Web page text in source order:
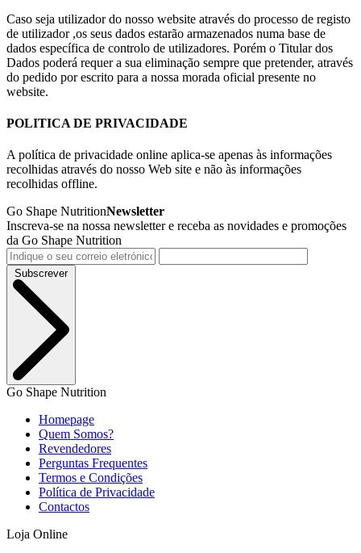
Caso seja utilizador do nosso website através do processo de registo
de utilizador ,os seus dados estarão armazenados numa base de
dados específica de controlo de utilizadores. Porém o Titular dos
Dados poderá requer a sua eliminação sempre que pretender, através
do pedido por escrito para a nossa morada oficial presente no
website.
POLITICA DE PRIVACIDADE
A política de privacidade online aplica-se apenas às informações
recolhidas através do nosso Web site e não às informações
recolhidas offline.
Go Shape NutritionNewsletter
Inscreva-se na nossa newsletter e receba as novidades e promoções
da Go Shape Nutrition
Subscrever
Go Shape Nutrition
Homepage
Quem Somos?
Revendedores
Perguntas Frequentes
Termos e Condições
Política de Privacidade
Contactos
Loja Online